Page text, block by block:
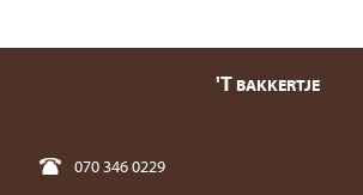
'T BAKKERTJE
070 346 0229